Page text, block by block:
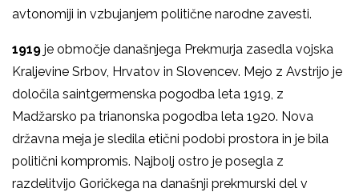
avtonomiji in vzbujanjem politične narodne zavesti.
1919 je območje današnjega Prekmurja zasedla vojska
Kraljevine Srbov, Hrvatov in Slovencev. Mejo z Avstrijo je
določila saintgermenska pogodba leta 1919, z
Madžarsko pa trianonska pogodba leta 1920. Nova
državna meja je sledila etični podobi prostora in je bila
politični kompromis. Najbolj ostro je posegla z
razdelitvijo Goričkega na današnji prekmurski del v